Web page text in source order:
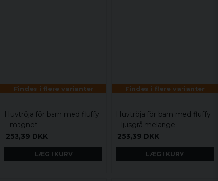
Findes i flere varianter
Huvtröja för barn med fluffy
– magnet
253,39 DKK
LÆG I KURV
Findes i flere varianter
Huvtröja för barn med fluffy
– ljusgrå melange
253,39 DKK
LÆG I KURV